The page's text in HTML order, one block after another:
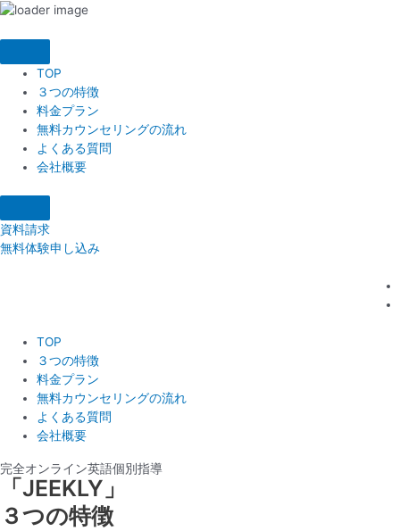
を
TOP
３つの特徴
料金プラン
無料カウンセリングの流れ
よくある質問
会社概要
資料請求
無料体験申し込み
TOP
３つの特徴
料金プラン
無料カウンセリングの流れ
よくある質問
会社概要
完全オンライン英語個別指導
「JEEKLY」
３つの特徴